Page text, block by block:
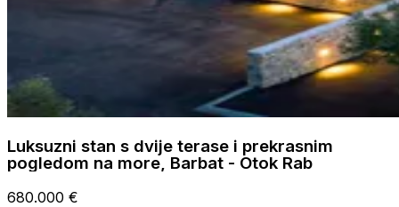
Luksuzni stan s dvije terase i prekrasnim
pogledom na more, Barbat - Otok Rab
680.000 €